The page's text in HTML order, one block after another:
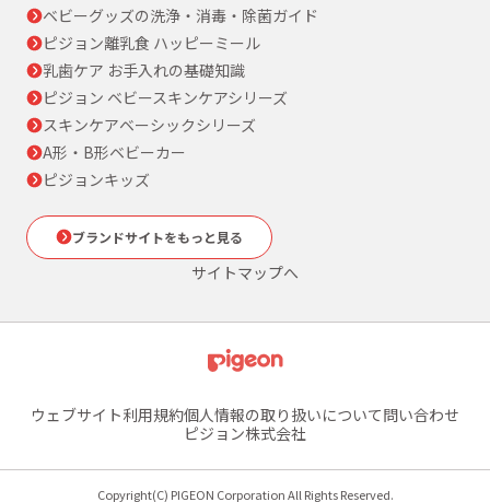
ベビーグッズの洗浄・消毒・除菌ガイド
ピジョン離乳食 ハッピーミール
乳歯ケア お手入れの基礎知識
ピジョン ベビースキンケアシリーズ
スキンケアベーシックシリーズ
A形・B形ベビーカー
ピジョンキッズ
ブランドサイトをもっと見る
サイトマップへ
ウェブサイト利用規約個人情報の取り扱いについて問い合わせ
ピジョン株式会社
Copyright(C) PIGEON Corporation All Rights Reserved.